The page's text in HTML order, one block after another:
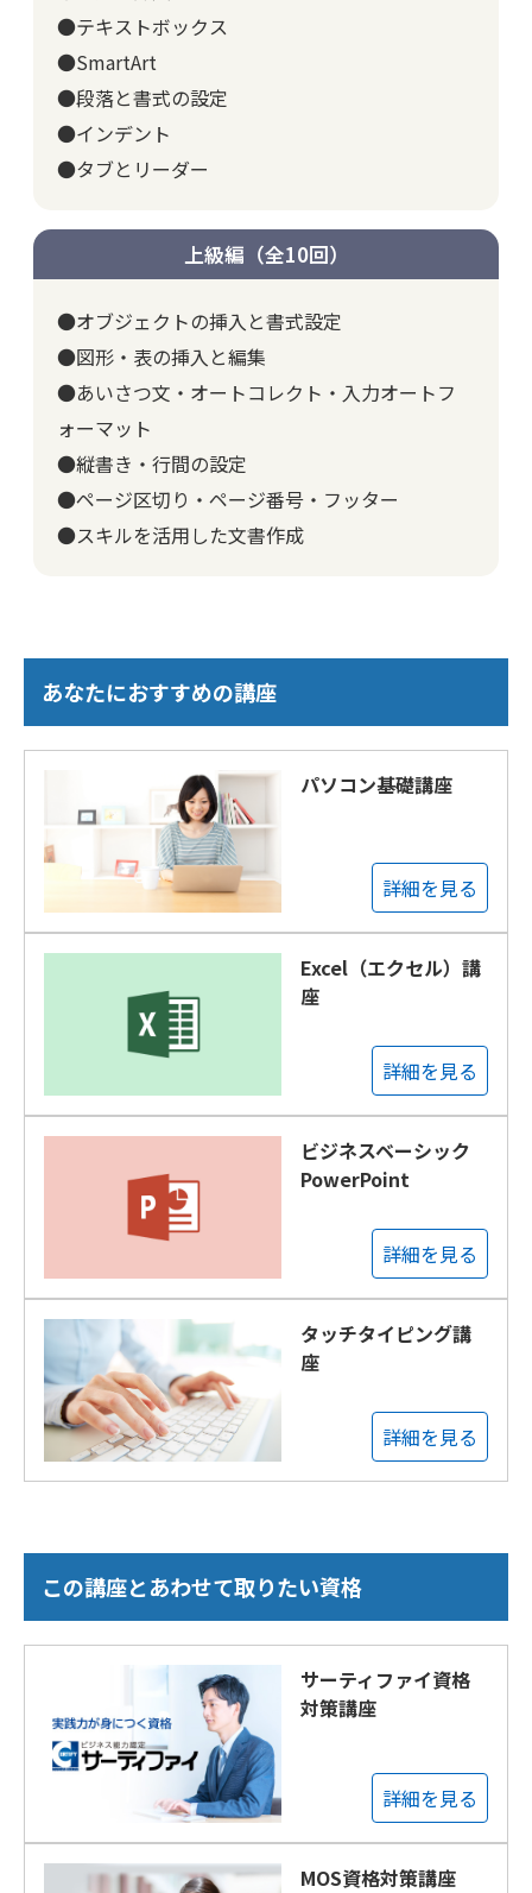
●テキストボックス
●SmartArt
●段落と書式の設定
●インデント
●タブとリーダー
上級編（全10回）
●オブジェクトの挿入と書式設定
●図形・表の挿入と編集
●あいさつ文・オートコレクト・入力オートフ
ォーマット
●縦書き・行間の設定
●ページ区切り・ページ番号・フッター
●スキルを活用した文書作成
あなたにおすすめの講座
パソコン基礎講座
詳細を見る
Excel（エクセル）講
座
詳細を見る
ビジネスベーシック
PowerPoint
詳細を見る
タッチタイピング講
座
詳細を見る
この講座とあわせて取りたい資格
サーティファイ資格
対策講座
詳細を見る
MOS資格対策講座